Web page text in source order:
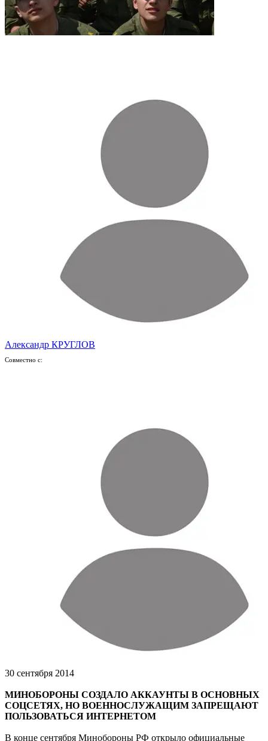
Александр КРУГЛОВ
Совместно с:
30 сентября 2014
МИНОБОРОНЫ СОЗДАЛО АККАУНТЫ В ОСНОВНЫХ
СОЦСЕТЯХ, НО ВОЕННОСЛУЖАЩИМ ЗАПРЕЩАЮТ
ПОЛЬЗОВАТЬСЯ ИНТЕРНЕТОМ
В конце сентября Минобороны РФ открыло официальные